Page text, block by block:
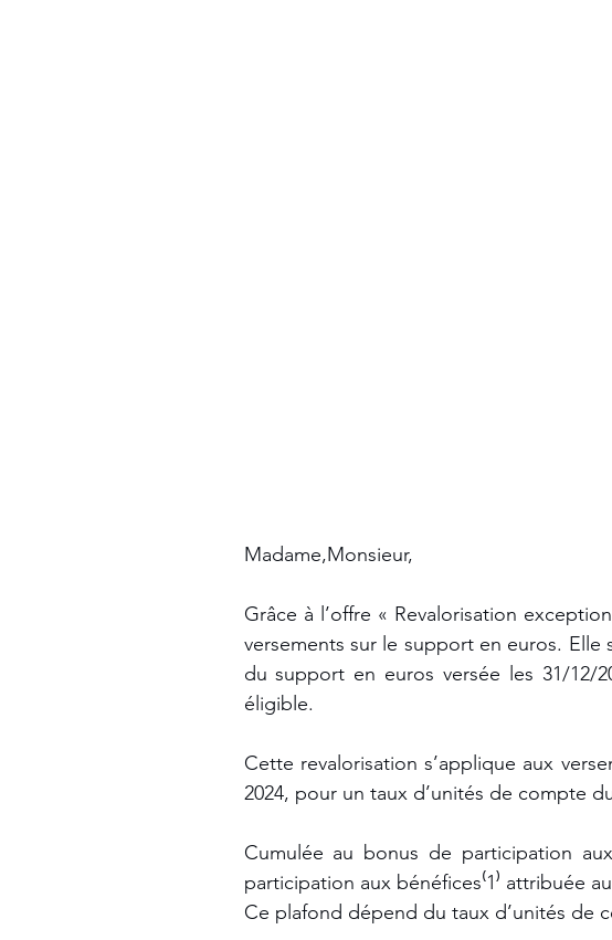
Madame,Monsieur,
Grâce à l’offre « Revalorisation
versements sur le support en euros. Elle
du support en euros versée les 31/12/
éligible.
Cette revalorisation s’applique aux
2024, pour un taux d’unités de compte
Cumulée au bonus de participation
participation aux bénéfices⁽1⁾ attribuée
Ce plafond dépend du taux d’unités de